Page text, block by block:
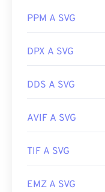
e modificare i file
Creative Suite. La
provate i nostri
JPG, provate i
PPM A SVG
DPX A SVG
DDS A SVG
AVIF A SVG
TIF A SVG
EMZ A SVG